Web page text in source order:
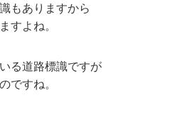
もありますから
すよね。
る道路標識ですが
ですね。